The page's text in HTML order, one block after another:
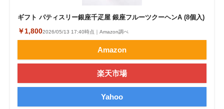
ギフト パティスリー銀座千疋屋 銀座フルーツクーヘンA (8個入)
￥1,8002026/05/13 17:40時点｜Amazon調べ
Amazon
楽天市場
Yahoo